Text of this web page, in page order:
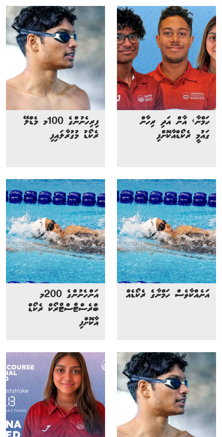
ހަމްނާ، އާން އަދި ރިހާން
ގައުމީ ރެކޯޑްއާކޮށްފި
ފިރިހެނުންގެ 100މ މެޑްލޭ
ރެކޯޑު މުގުރާލައިފި
އަނެއްކާވެސް ހަމްނާގެ ރެކޯޑެއް
އަންހެނުންގެ 200މ
ބްރެސްޓްސްޓްރޯކް ރެކޯޑް
އާކޮށްފި